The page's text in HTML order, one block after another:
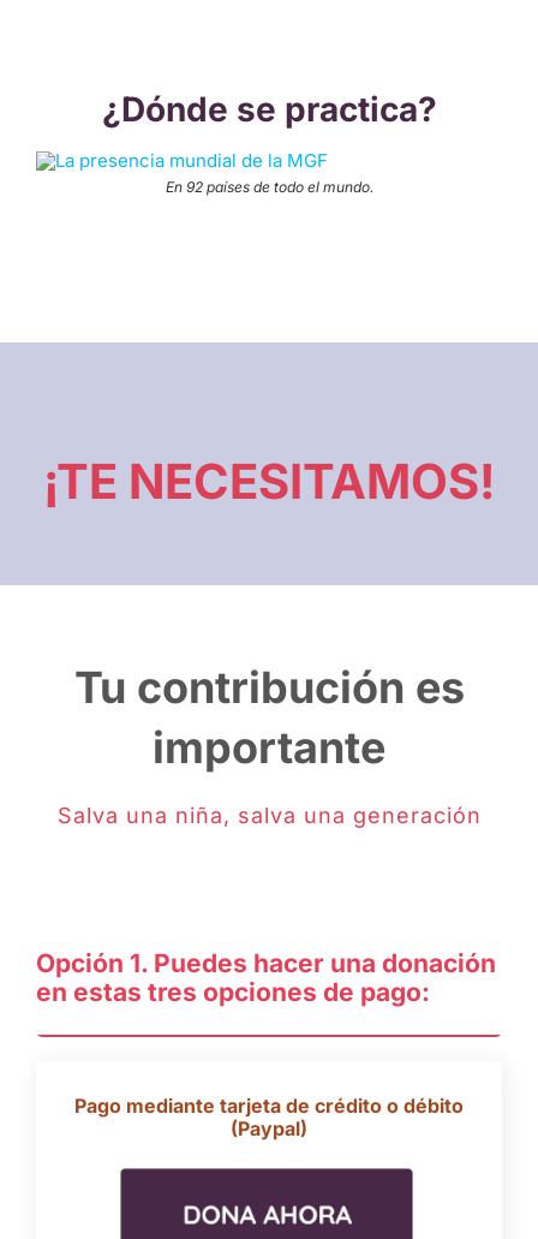
¿Dónde se practica?
En 92 países de todo el mundo.
¡TE NECESITAMOS!
Tu contribución es
importante
Salva una niña, salva una generación
Opción 1. Puedes hacer una donación
en estas tres opciones de pago:
Pago mediante tarjeta de crédito o débito
(Paypal)